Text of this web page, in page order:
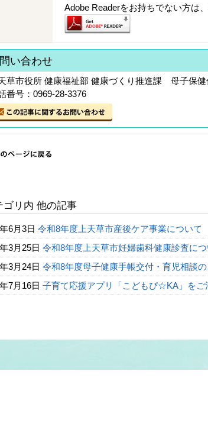
Adobe Readerをお持ちでない方は
い合わせ
天草市役所 健康福祉部 健康づくり推進課 母子保健
番号：0969-28-3376
ゴリ内 他の記事
6月3日 令和8年度上天草市産後ケア事業について
3月25日 令和8年度上天草市妊婦歯科健康診査につ
3月24日 令和8年度母子健康手帳交付・育児相談
7月16日 子育て応援アプリ「こどもぴ☆KA」をご